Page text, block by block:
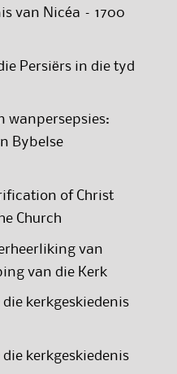
van Nicéa – 1700
Persiërs in die tyd
wanpersepsies:
Bybelse
of Christ
Church
van
van die Kerk
kerkgeskiedenis
kerkgeskiedenis